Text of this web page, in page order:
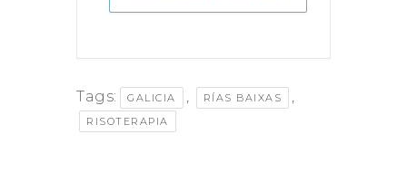
Tags: GALICIA , RÍAS BAIXAS ,
RISOTERAPIA